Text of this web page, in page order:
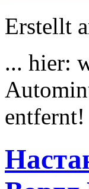
Erstellt
... hier: